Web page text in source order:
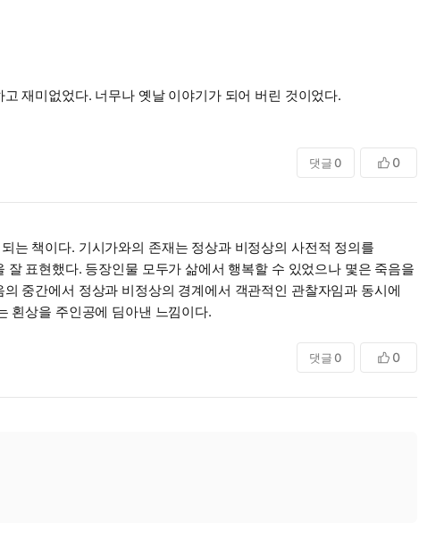
댓글 0 0
는 책이다. 기시가와의 존재는 정상과 비정상의 사전적 정의를
표현했다. 등장인물 모두가 삶에서 행복할 수 있었으나 몇은 죽음을
중간에서 정상과 비정상의 경계에서 객관적인 관찰자임과 동시에
횐상을 주인공에 딤아낸 느낌이다.
댓글 0 0